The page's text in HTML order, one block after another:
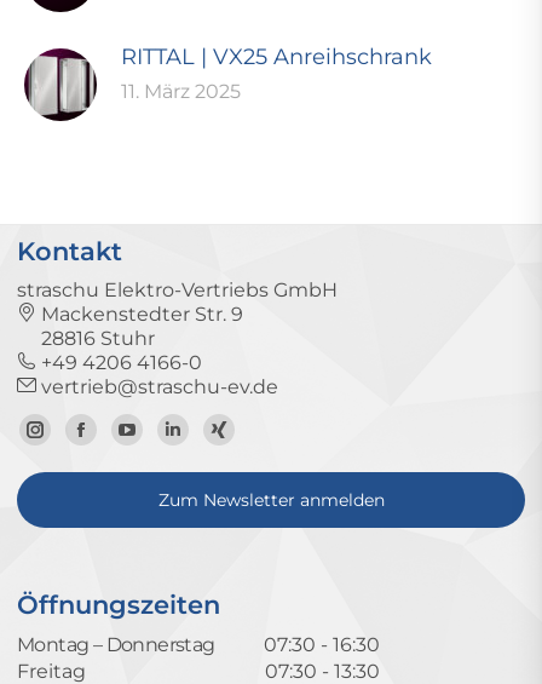
RITTAL | VX25 Anreihschrank
11. März 2025
Kontakt
straschu Elektro-Vertriebs GmbH
Mackenstedter Str. 9
28816 Stuhr
+49 4206 4166-0
vertrieb@straschu-ev.de
Zum
Instagram-
Zur
Facebook-
Zum
YouTube-
Kanal
Zum
LinkedIn-
Profil
Zum
Xing-
Profil
Zum Newsletter anmelden
Öffnungszeiten
Montag – Donnerstag
07:30 - 16:30
Freitag
07:30 - 13:30